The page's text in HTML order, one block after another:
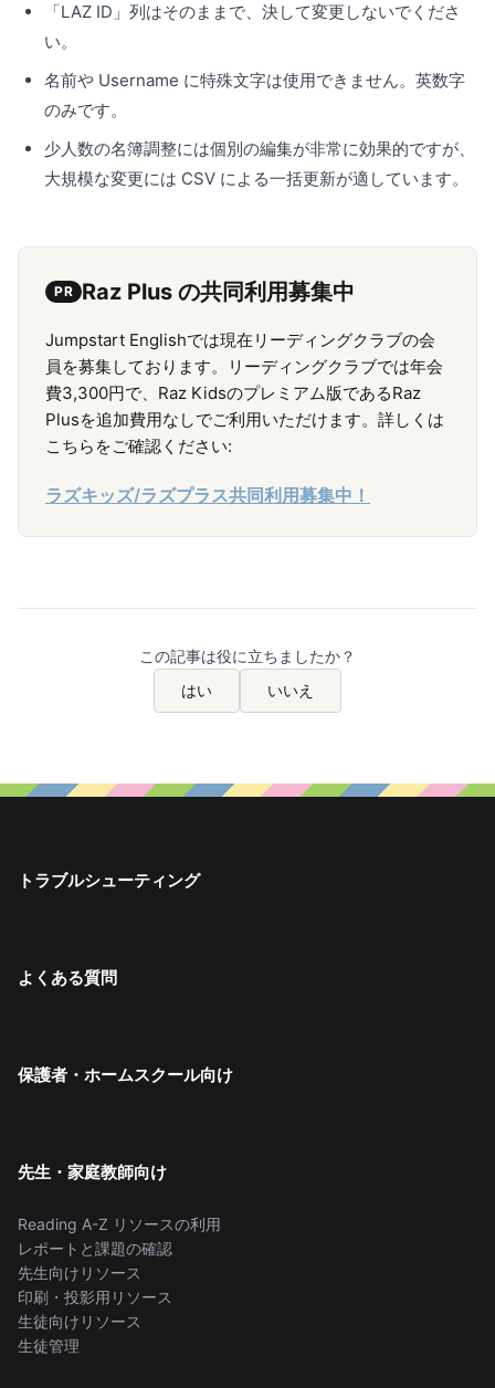
「LAZ ID」列はそのままで、決して変更しないでくださ
い。
名前や Username に特殊文字は使用できません。英数字
のみです。
少人数の名簿調整には個別の編集が非常に効果的ですが、
大規模な変更には CSV による一括更新が適しています。
PR Raz Plus の共同利用募集中
Jumpstart Englishでは現在リーディングクラブの会
員を募集しております。リーディングクラブでは年会
費3,300円で、Raz Kidsのプレミアム版であるRaz
Plusを追加費用なしでご利用いただけます。詳しくは
こちらをご確認ください:
ラズキッズ/ラズプラス共同利用募集中！
この記事は役に立ちましたか？
はい
いいえ
トラブルシューティング
よくある質問
保護者・ホームスクール向け
先生・家庭教師向け
Reading A-Z リソースの利用
レポートと課題の確認
先生向けリソース
印刷・投影用リソース
生徒向けリソース
生徒管理